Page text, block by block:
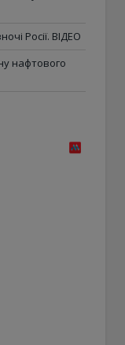
Росії. ВІДЕО
нафтового